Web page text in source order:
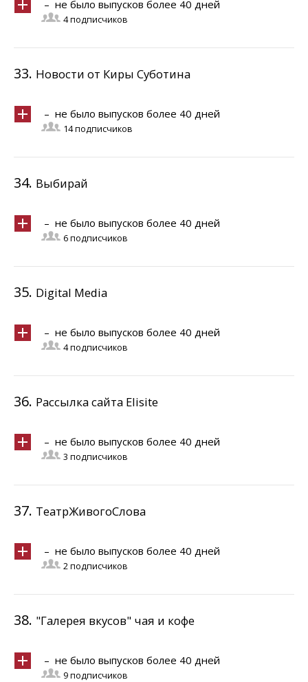
– не было выпусков более 40 дней
4 подписчиков
33. Новости от Киры Суботина
– не было выпусков более 40 дней
14 подписчиков
34. Выбирай
– не было выпусков более 40 дней
6 подписчиков
35. Digital Media
– не было выпусков более 40 дней
4 подписчиков
36. Рассылка сайта Elisite
– не было выпусков более 40 дней
3 подписчиков
37. ТеатрЖивогоСлова
– не было выпусков более 40 дней
2 подписчиков
38. "Галерея вкусов" чая и кофе
– не было выпусков более 40 дней
9 подписчиков